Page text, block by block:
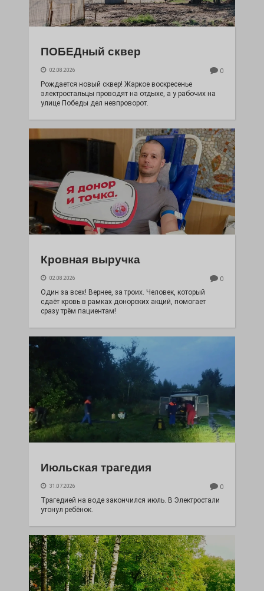
ПОБЕДный сквер
02.08.2026 0
Рождается новый сквер! Жаркое воскресенье
электростальцы проводят на отдыхе, а у рабочих на
улице Победы дел невпроворот.
Кровная выручка
02.08.2026 0
Один за всех! Вернее, за троих. Человек, который
сдаёт кровь в рамках донорских акций, помогает
сразу трём пациентам!
Июльская трагедия
31.07.2026 0
Трагедией на воде закончился июль. В Электростали
утонул ребёнок.